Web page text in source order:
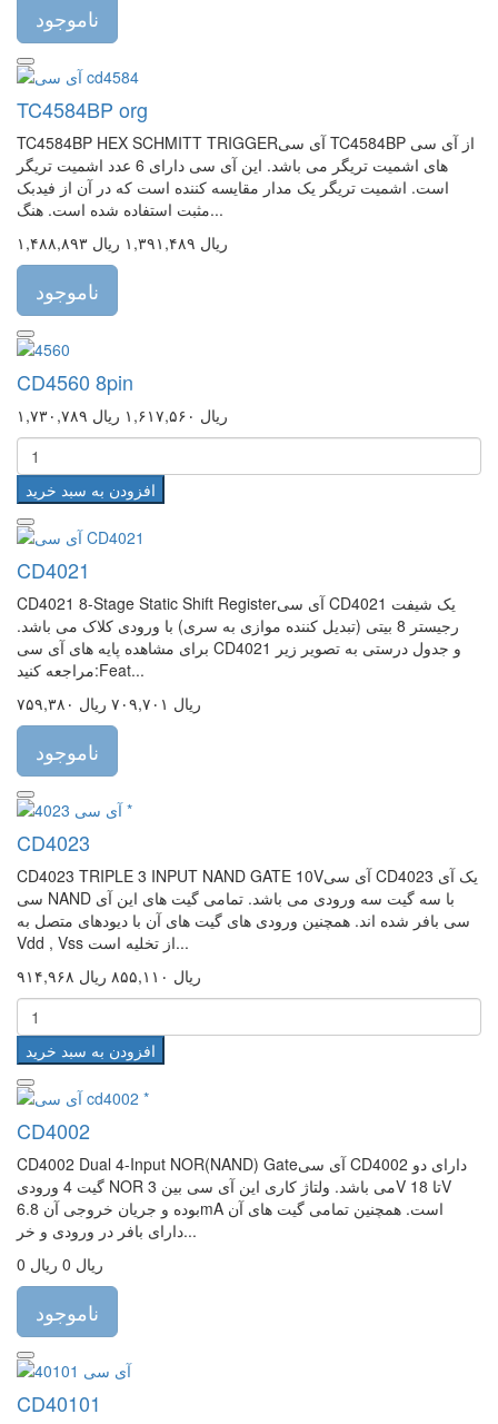
ناموجود
TC4584BP org
TC4584BP HEX SCHMITT TRIGGERآی سی TC4584BP از آی سی
های اشمیت تریگر می باشد. این آی سی دارای 6 عدد اشمیت تریگر
است. اشمیت تریگر یک مدار مقایسه کننده است که در آن از فیدبک
مثبت استفاده شده است. هنگ...
۱,۴۸۸,۸۹۳ ریال ۱,۳۹۱,۴۸۹ ریال
ناموجود
CD4560 8pin
۱,۷۳۰,۷۸۹ ریال ۱,۶۱۷,۵۶۰ ریال
افزودن به سبد خرید
CD4021
CD4021 8-Stage Static Shift Registerآی سی CD4021 یک شیفت
رجیستر 8 بیتی (تبدیل کننده موازی به سری) با ورودی کلاک می باشد.
برای مشاهده پایه های آی سی CD4021 و جدول درستی به تصویر زیر
مراجعه کنید:Feat...
۷۵۹,۳۸۰ ریال ۷۰۹,۷۰۱ ریال
ناموجود
CD4023
CD4023 TRIPLE 3 INPUT NAND GATE 10Vآی سی CD4023 یک آی
سی NAND با سه گیت سه ورودی می باشد. تمامی گیت های این آی
سی بافر شده اند. همچنین ورودی های گیت های آن با دیودهای متصل به
Vdd , Vss از تخلیه است...
۹۱۴,۹۶۸ ریال ۸۵۵,۱۱۰ ریال
افزودن به سبد خرید
CD4002
CD4002 Dual 4-Input NOR(NAND) Gateآی سی CD4002 دارای دو
گیت 4 ورودی NOR می باشد. ولتاژ کاری این آی سی بین 3V تا 18V
بوده و جریان خروجی آن 6.8mA است. همچنین تمامی گیت های آن
دارای بافر در ورودی و خر...
0 ریال 0 ریال
ناموجود
CD40101